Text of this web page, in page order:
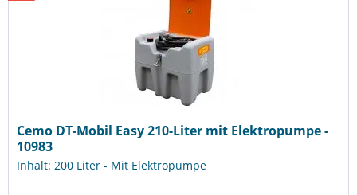
Cemo DT-Mobil Easy 210-Liter mit Elektropumpe -
10983
Inhalt: 200 Liter - Mit Elektropumpe